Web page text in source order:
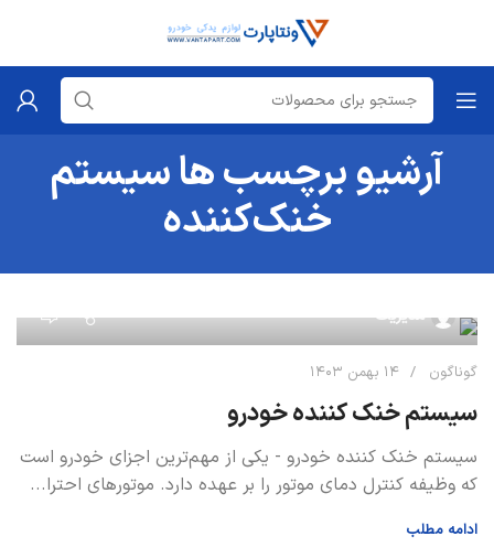
آرشیو برچسب ها سیستم
خنک‌کننده
مدیریت
گوناگون ۱۴ بهمن ۱۴۰۳
سیستم خنک کننده خودرو
سیستم خنک کننده خودرو - یکی از مهم‌ترین اجزای خودرو است
که وظیفه کنترل دمای موتور را بر عهده دارد. موتورهای احترا...
ادامه مطلب